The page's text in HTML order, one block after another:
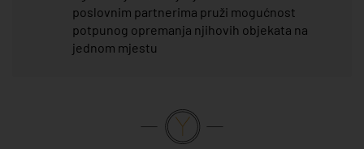
poslovnim partnerima pruži mogućnost
potpunog opremanja njihovih objekata na
jednom mjestu